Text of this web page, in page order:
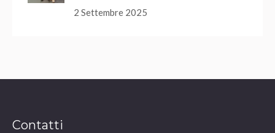
2 Settembre 2025
Contatti